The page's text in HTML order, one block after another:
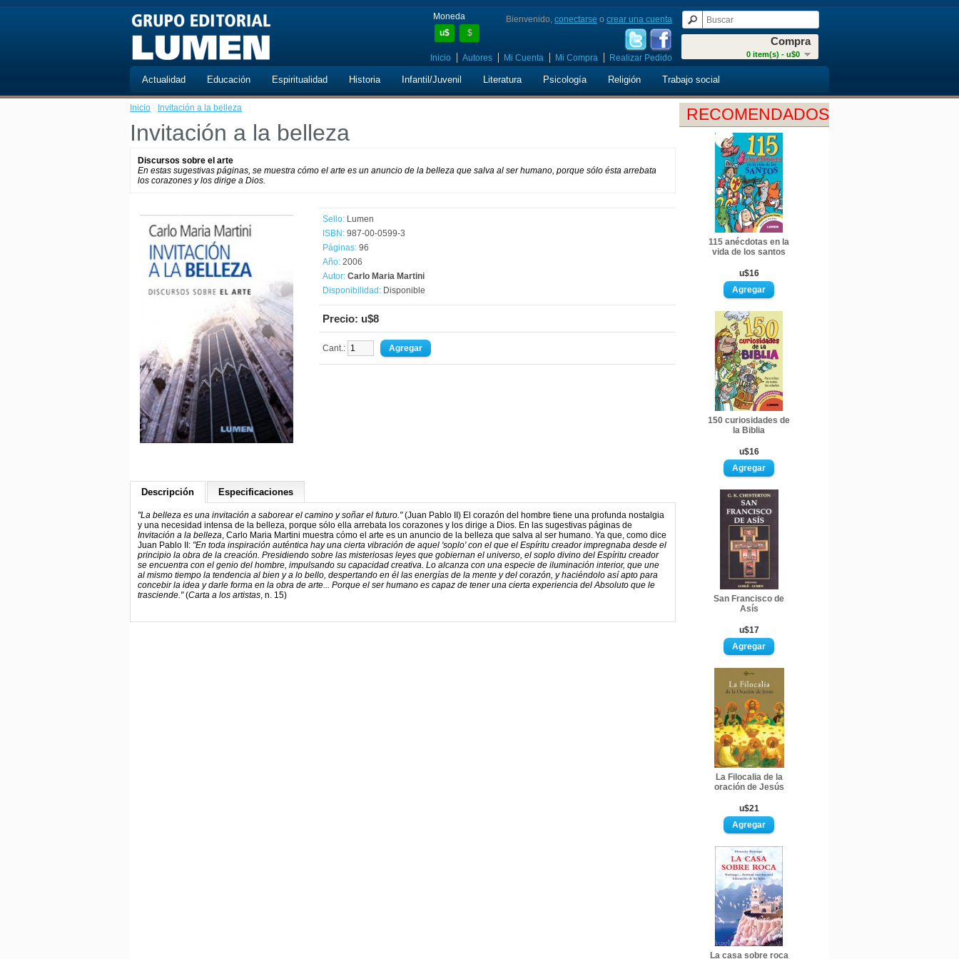
Moneda
u$
$
Compra
0 item(s) - u$0
Bienvenido, conectarse o crear una cuenta
Inicio Autores Mi Cuenta Mi Compra Realizar Pedido
Actualidad Educación Espiritualidad Historia Infantil/Juvenil Literatura Psicología Religión Trabajo social
RECOMENDADOS
115 anécdotas en la
vida de los santos
u$16
150 curiosidades de
la Biblia
u$16
San Francisco de
Asís
u$17
La Filocalia de la
oración de Jesús
u$21
La casa sobre roca
Inicio · Invitación a la belleza
Invitación a la belleza
Discursos sobre el arte
En estas sugestivas páginas, se muestra cómo el arte es un anuncio de la belleza que salva al ser humano, porque sólo ésta arrebata
los corazones y los dirige a Dios.
Sello: Lumen
ISBN: 987-00-0599-3
Páginas: 96
Año: 2006
Autor: Carlo Maria Martini
Disponibilidad: Disponible
Precio: u$8
Cant.:
Descripción Especificaciones
"La belleza es una invitación a saborear el camino y soñar el futuro."(Juan Pablo II) El corazón del hombre tiene una profunda nostalgia
y una necesidad intensa de la belleza, porque sólo ella arrebata los corazones y los dirige a Dios. En las sugestivas páginas de
Invitación a la belleza, Carlo Maria Martini muestra cómo el arte es un anuncio de la belleza que salva al ser humano. Ya que, como dice
Juan Pablo II: "En toda inspiración auténtica hay una cierta vibración de aquel 'soplo' con el que el Espíritu creador impregnaba desde el
principio la obra de la creación. Presidiendo sobre las misteriosas leyes que gobiernan el universo, el soplo divino del Espíritu creador
se encuentra con el genio del hombre, impulsando su capacidad creativa. Lo alcanza con una especie de iluminación interior, que une
al mismo tiempo la tendencia al bien y a lo bello, despertando en él las energías de la mente y del corazón, y haciéndolo así apto para
concebir la idea y darle forma en la obra de arte... Porque el ser humano es capaz de tener una cierta experiencia del Absoluto que le
trasciende."(Carta a los artistas, n. 15)